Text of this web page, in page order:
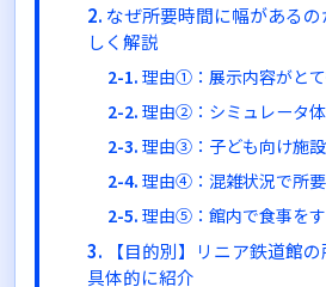
なぜ所要時間に幅がある
しく解説
理由①：展示内容がと
理由②：シミュレータ
理由③：子ども向け施
理由④：混雑状況で所
理由⑤：館内で食事を
【目的別】リニア鉄道館
具体的に紹介